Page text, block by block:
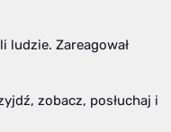
ludzie. Zareagował
zobacz, posłuchaj i